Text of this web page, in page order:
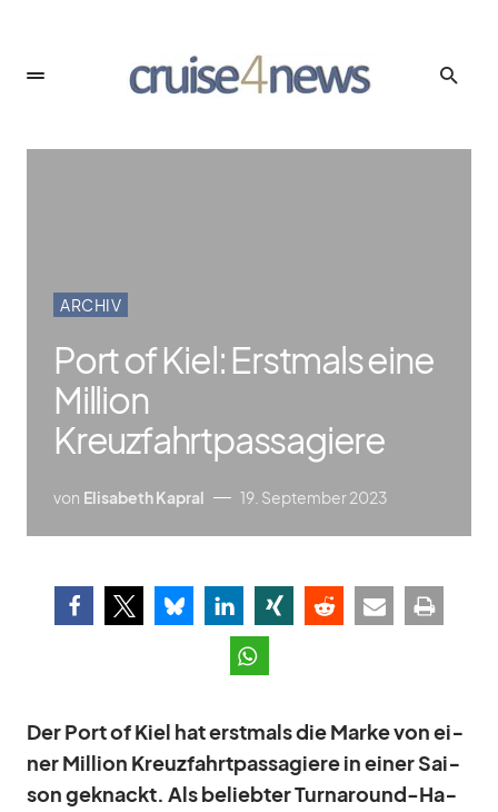
ARCHIV
Port of Kiel: Erstmals eine
Million
Kreuzfahrtpassagiere
von Elisabeth Kapral 19. September 2023
Der Port of Kiel hat erst­mals die Marke von ei­
ner Mil­lion Kreuz­fahrt­pas­sa­giere in ei­ner Sai­
son geknackt. Als be­lieb­ter Tur­n­around-Ha­